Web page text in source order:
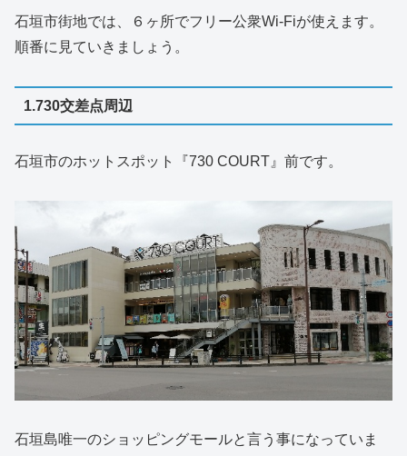
石垣市街地では、６ヶ所でフリー公衆Wi-Fiが使えます。
順番に見ていきましょう。
1.730交差点周辺
石垣市のホットスポット『730 COURT』前です。
石垣島唯一のショッピングモールと言う事になっていま